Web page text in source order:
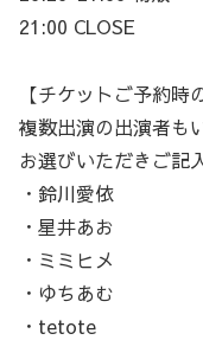
21:00 CLOSE
【チケットご予約時
複数出演の出演者も
お選びいただきご記
・鈴川愛依
・星井あお
・ミミヒメ
・ゆちあむ
・tetote